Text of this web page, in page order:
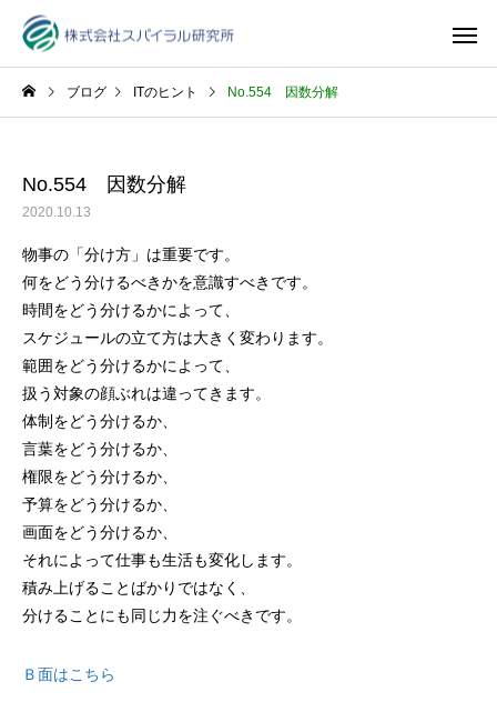
ブログ ITのヒント No.554 因数分解
No.554 因数分解
2020.10.13
物事の「分け方」は重要です。
何をどう分けるべきかを意識すべきです。
時間をどう分けるかによって、
スケジュールの立て方は大きく変わります。
範囲をどう分けるかによって、
扱う対象の顔ぶれは違ってきます。
体制をどう分けるか、
言葉をどう分けるか、
権限をどう分けるか、
予算をどう分けるか、
画面をどう分けるか、
それによって仕事も生活も変化します。
積み上げることばかりではなく、
分けることにも同じ力を注ぐべきです。
Ｂ面はこちら